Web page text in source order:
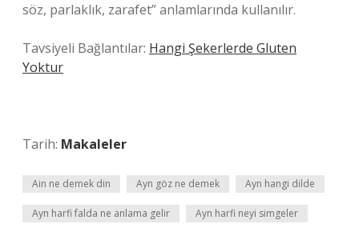
söz, parlaklık, zarafet” anlamlarında kullanılır.
Tavsiyeli Bağlantılar: Hangi Şekerlerde Gluten
Yoktur
Tarih: Makaleler
Ain ne demek din Ayn göz ne demek Ayn hangi dilde
Ayn harfi falda ne anlama gelir Ayn harfi neyi simgeler